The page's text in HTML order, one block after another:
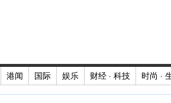
港闻 国际 娱乐 财经 · 科技 时尚 ·